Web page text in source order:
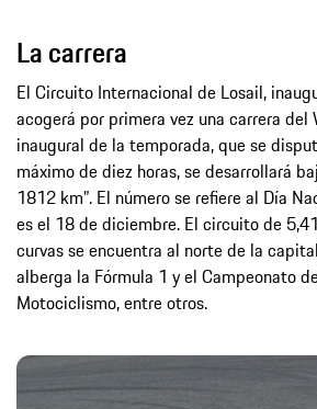
La carrera
El Circuito Internacional de Losail,
acogerá por primera vez una carrera del
inaugural de la temporada, que se
máximo de diez horas, se desarrollará
1812 km”. El número se refiere al Día
es el 18 de diciembre. El circuito de
curvas se encuentra al norte de la
alberga la Fórmula 1 y el Campeonato
Motociclismo, entre otros.